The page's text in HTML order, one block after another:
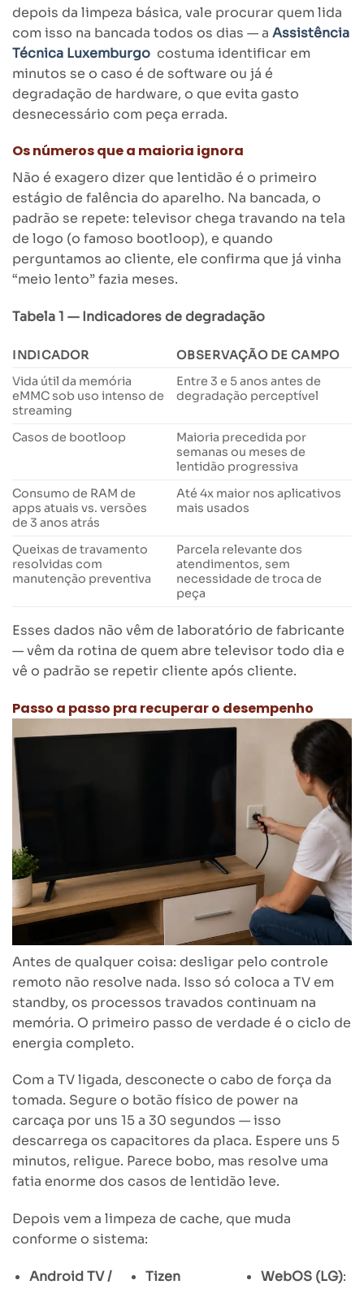
depois da limpeza básica, vale procurar quem lida
com isso na bancada todos os dias — a Assistência
Técnica Luxemburgo costuma identificar em
minutos se o caso é de software ou já é
degradação de hardware, o que evita gasto
desnecessário com peça errada.
Os números que a maioria ignora
Não é exagero dizer que lentidão é o primeiro
estágio de falência do aparelho. Na bancada, o
padrão se repete: televisor chega travando na tela
de logo (o famoso bootloop), e quando
perguntamos ao cliente, ele confirma que já vinha
“meio lento” fazia meses.
Tabela 1 — Indicadores de degradação
INDICADOR
OBSERVAÇÃO DE CAMPO
Vida útil da memória
eMMC sob uso intenso de
streaming
Entre 3 e 5 anos antes de
degradação perceptível
Casos de bootloop
Maioria precedida por
semanas ou meses de
lentidão progressiva
Consumo de RAM de
apps atuais vs. versões
de 3 anos atrás
Até 4x maior nos aplicativos
mais usados
Queixas de travamento
resolvidas com
manutenção preventiva
Parcela relevante dos
atendimentos, sem
necessidade de troca de
peça
Esses dados não vêm de laboratório de fabricante
— vêm da rotina de quem abre televisor todo dia e
vê o padrão se repetir cliente após cliente.
Passo a passo pra recuperar o desempenho
Antes de qualquer coisa: desligar pelo controle
remoto não resolve nada. Isso só coloca a TV em
standby, os processos travados continuam na
memória. O primeiro passo de verdade é o ciclo de
energia completo.
Com a TV ligada, desconecte o cabo de força da
tomada. Segure o botão físico de power na
carcaça por uns 15 a 30 segundos — isso
descarrega os capacitores da placa. Espere uns 5
minutos, religue. Parece bobo, mas resolve uma
fatia enorme dos casos de lentidão leve.
Depois vem a limpeza de cache, que muda
conforme o sistema:
Android TV /
Tizen
WebOS (LG):